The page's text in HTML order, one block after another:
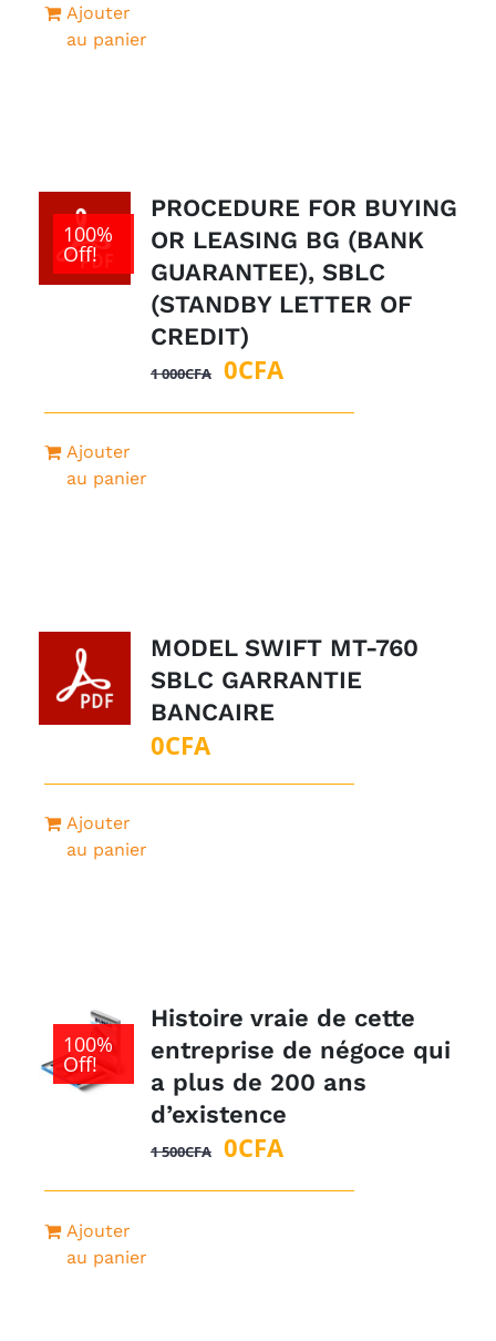
Ajouter
au panier
100%
Off!
PROCEDURE FOR BUYING
OR LEASING BG (BANK
GUARANTEE), SBLC
(STANDBY LETTER OF
CREDIT)
1 000CFA
Le
0CFALe
Ajouter
au panier
MODEL SWIFT MT-760
SBLC GARRANTIE
BANCAIRE
0CFA
Ajouter
au panier
100%
Off!
Histoire vraie de cette
entreprise de négoce qui
a plus de 200 ans
d’existence
1 500CFA
Le
0CFALe
Ajouter
au panier